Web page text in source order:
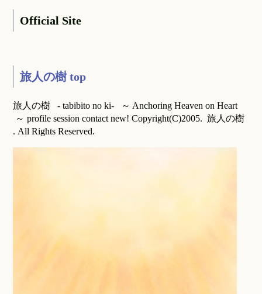
Official Site
旅人の樹 top
旅人の樹 - tabibito no ki- ～ Anchoring Heaven on Heart
～ profile session contact new! Copyright(C)2005. 旅人の樹
. All Rights Reserved.